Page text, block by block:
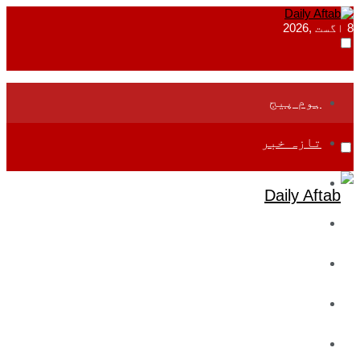
8 اگست ,2026
ہوم پیج
تازہ خبر